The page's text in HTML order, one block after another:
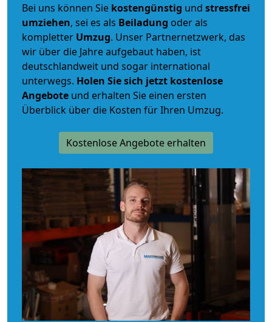
Bei uns können Sie kostengünstig und stressfrei
umziehen, sei es als Beiladung oder als
kompletter Umzug. Unser Partnernetzwerk, das
wir über die Jahre aufgebaut haben, ist
deutschlandweit und sogar international
unterwegs. Holen Sie sich jetzt kostenlose
Angebote und erhalten Sie einen ersten
Überblick über die Kosten für Ihren Umzug.
Kostenlose Angebote erhalten